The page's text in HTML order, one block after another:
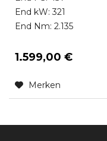
End kW: 321
End Nm: 2.135
1.599,00 €
Merken